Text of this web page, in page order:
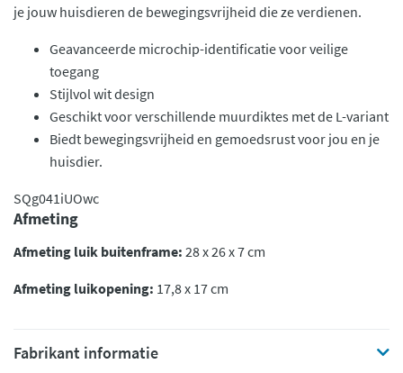
je jouw huisdieren de bewegingsvrijheid die ze verdienen.
Geavanceerde microchip-identificatie voor veilige
toegang
Stijlvol wit design
Geschikt voor verschillende muurdiktes met de L-variant
Biedt bewegingsvrijheid en gemoedsrust voor jou en je
huisdier.
SQg041iUOwc
Afmeting
Afmeting luik buitenframe: 28 x 26 x 7 cm
Afmeting luikopening: 17,8 x 17 cm
Fabrikant informatie